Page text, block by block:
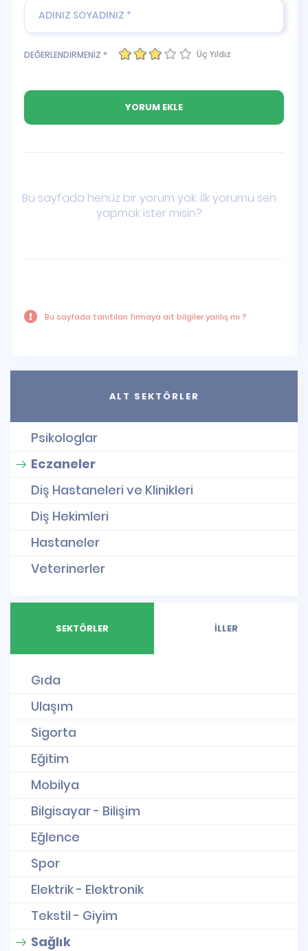
DEĞERLENDİRMENİZ * Üç Yıldız
Bu sayfada henüz bir yorum yok. İlk yorumu sen
yapmak ister misin?
Bu sayfada tanıtılan firmaya ait bilgiler yanlış mı ?
ALT SEKTÖRLER
Psikologlar
Eczaneler
Diş Hastaneleri ve Klinikleri
Diş Hekimleri
Hastaneler
Veterinerler
SEKTÖRLER İLLER
Gıda
Ulaşım
Sigorta
Eğitim
Mobilya
Bilgisayar - Bilişim
Eğlence
Spor
Elektrik - Elektronik
Tekstil - Giyim
Sağlık